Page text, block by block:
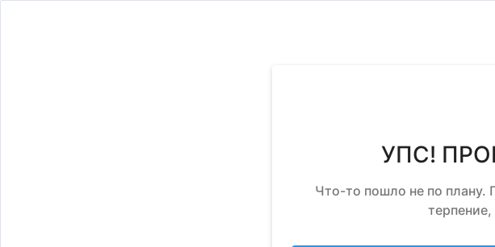
УПС!
Что-то пошло не по плану.